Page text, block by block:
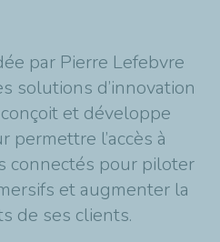
par Pierre Lefebvre
solutions d’innovation
conçoit et développe
permettre l’accès à
connectés pour piloter
et augmenter la
de ses clients.